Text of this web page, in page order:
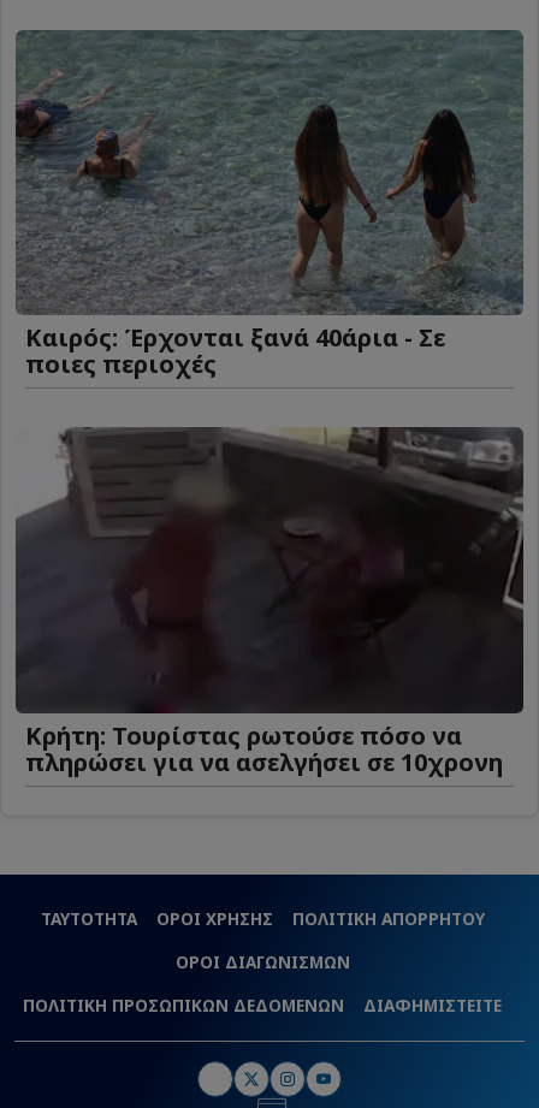
Καιρός: Έρχονται ξανά 40άρια - Σε
ποιες περιοχές
Κρήτη: Τουρίστας ρωτούσε πόσο να
πληρώσει για να ασελγήσει σε 10χρονη
ΤΑΥΤΟΤΗΤΑ ΟΡΟΙ ΧΡΗΣΗΣ
ΠΟΛΙΤΙΚΗ ΑΠΟΡΡΗΤΟΥ
ΟΡΟΙ ΔΙΑΓΩΝΙΣΜΩΝ
ΠΟΛΙΤΙΚΗ ΠΡΟΣΩΠΙΚΩΝ ΔΕΔΟΜΕΝΩΝ
ΔΙΑΦΗΜΙΣΤΕΙΤΕ